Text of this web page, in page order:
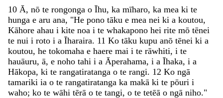
10 Ā, nō te rongonga o Īhu, ka mīharo, ka mea ki te
hunga e aru ana, "He pono tāku e mea nei ki a koutou,
Kāhore ahau i kite noa i te whakapono hei rite mō tēnei
te nui i roto i a Īharaira. 11 Ko tāku kupu anō tēnei ki a
koutou, he tokomaha e haere mai i te rāwhiti, i te
hauāuru, ā, e noho tahi i a Āperahama, i a Īhaka, i a
Hākopa, ki te rangatiratanga o te rangi. 12 Ko ngā
tamariki ia o te rangatiratanga ka makā ki te pōuri i
waho; ko te wāhi tērā o te tangi, o te tetēā o ngā niho."